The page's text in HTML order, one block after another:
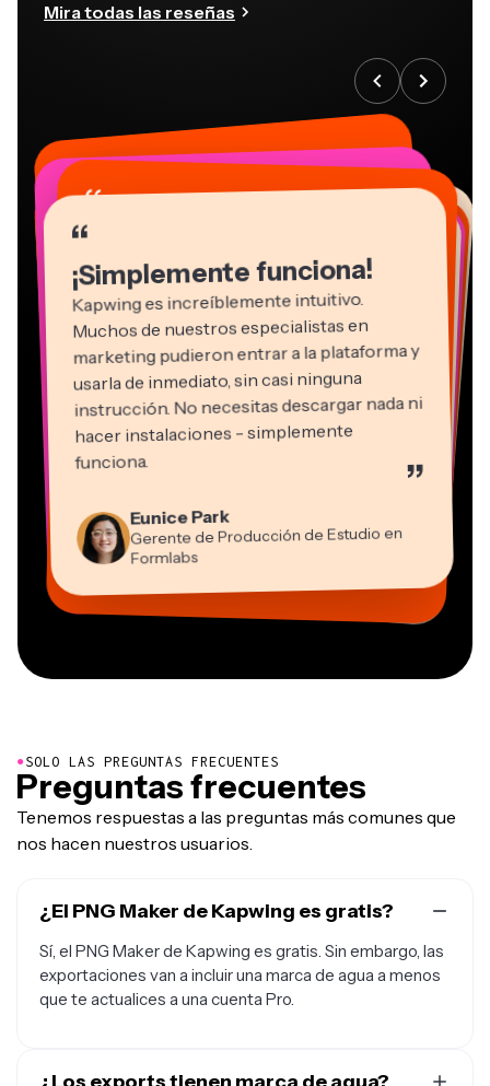
Mira todas las reseñas
“
¡Simplemente funciona!
Kapwing es increíblemente intuitivo.
Muchos de nuestros especialistas en
marketing pudieron entrar a la plataforma y
usarla de inmediato, sin casi ninguna
instrucción. No necesitas descargar nada ni
hacer instalaciones - simplemente
funciona. ”
Eunice Park
Gerente de Producción de Estudio en
Formlabs
“
Vannesia Darby
CEO en MOXIE Nashville
“
Grant Taleck
Co-Fundador en
AuthentIQMarketing.com
Socio Director en EPATHLON
“
Kerry-lee Farla
Youtuber
Gracie Peng
Director de Contenido
“
Martin James
Editor de video
Heidi Rae
Educación
“
Consultor
“
Mitch Rawlings
Freelancer de Servicios de Información
“
Dina Segovia
Trabajador freelance virtual
●SOLO LAS PREGUNTAS FRECUENTES
Preguntas frecuentes
Tenemos respuestas a las preguntas más comunes que
nos hacen nuestros usuarios.
¿El PNG Maker de Kapwing es gratis?
Sí, el PNG Maker de Kapwing es gratis. Sin embargo, las
exportaciones van a incluir una marca de agua a menos
que te actualices a una cuenta Pro.